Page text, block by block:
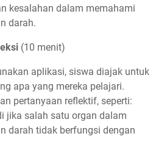
kesalahan dalam memahami
darah.
(10 menit)
aplikasi, siswa diajak untuk
apa yang mereka pelajari.
pertanyaan reflektif, seperti:
jika salah satu organ dalam
darah tidak berfungsi dengan